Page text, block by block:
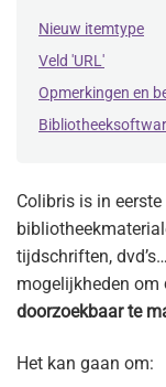
Nieuw itemtype
Veld 'URL'
Opmerkingen en
Colibris is in
tijdschriften,
mogelijkheden om
doorzoekbaar te
Het kan gaan om: